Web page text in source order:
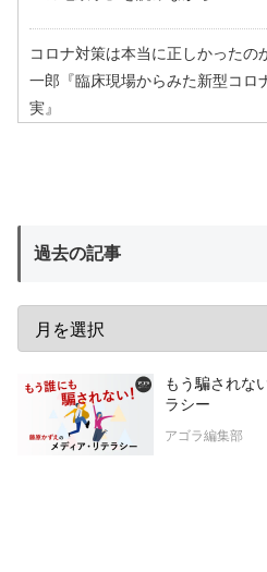
コロナ対策は本当に正しかったの
一郎『臨床現場からみた新型コロ
実』
過去の記事
もう騙されな
ラシー
アゴラ編集部